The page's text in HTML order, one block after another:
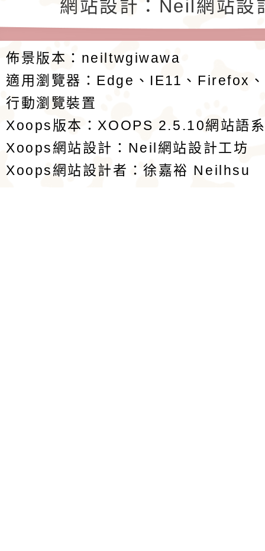
網站設計：Neil網站設
佈景版本： neiltwgiwawa
適用瀏覽器：Edge、IE11、Firefox
行動瀏覽裝置
Xoops版本：XOOPS 2.5.10網站語
Xoops網站設計 ： Neil網站設計工坊
Xoops網站設計者：徐嘉裕 Neilhsu